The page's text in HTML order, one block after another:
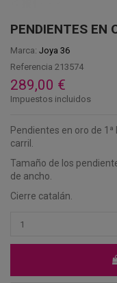
PENDIENTES EN
Marca: Joya 36
Referencia 213574
289,00 €
Impuestos incluidos
Pendientes en oro de
carril.
Tamaño de los
de ancho.
Cierre catalán.